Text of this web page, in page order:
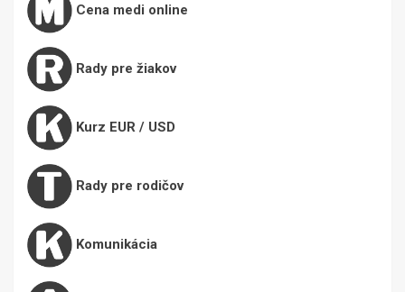
Cena medi online
Rady pre žiakov
Kurz EUR / USD
Rady pre rodičov
Komunikácia